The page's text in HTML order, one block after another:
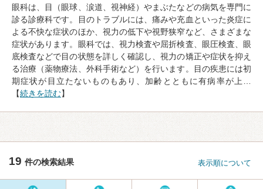
眼科は、目（眼球、涙道、視神経）やまぶたなどの病気を専門に
診る診療科です。目のトラブルには、痛みや充血といった炎症に
よる不快な症状のほか、視力の低下や視野狭窄など、さまざまな
症状があります。眼科では、視力検査や屈折検査、眼圧検査、眼
底検査などで目の状態を詳しく確認し、視力の矯正や症状を抑え
る治療（薬物療法、外科手術など）を行います。目の疾患には初
期症状が目立たないものもあり、加齢とともに有病率が上…
【続きを読む】
19 件の検索結果 表示順について